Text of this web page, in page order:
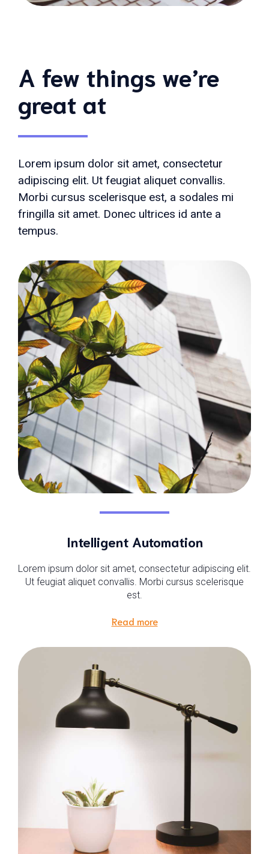
A few things we’re
great at
Lorem ipsum dolor sit amet, consectetur
adipiscing elit. Ut feugiat aliquet convallis.
Morbi cursus scelerisque est, a sodales mi
fringilla sit amet. Donec ultrices id ante a
tempus.
Intelligent Automation
Lorem ipsum dolor sit amet, consectetur adipiscing elit.
Ut feugiat aliquet convallis. Morbi cursus scelerisque
est.
Read more